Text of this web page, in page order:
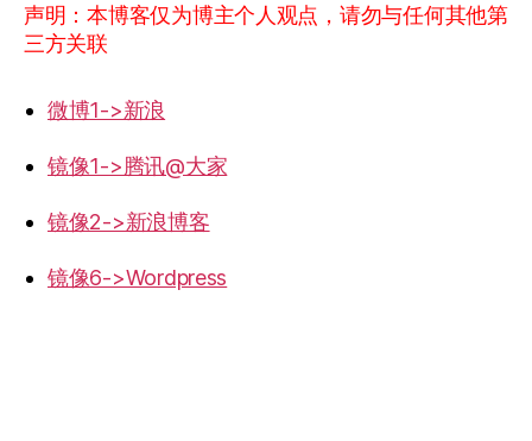
声明：本博客仅为博主个人观点，请勿与任何其他第
三方关联
微博1->新浪
镜像1->腾讯@大家
镜像2->新浪博客
镜像6->Wordpress